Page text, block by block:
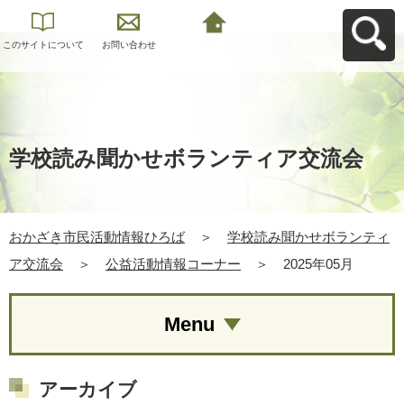
このサイトについて お問い合わせ
学校読み聞かせボランティア交流会
おかざき市民活動情報ひろば ＞
学校読み聞かせボランティ
ア交流会
＞ 公益活動情報コーナー ＞ 2025年05月
Menu
アーカイブ